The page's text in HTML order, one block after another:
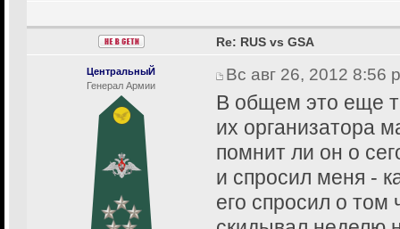
ЦентральныЙ
Генерал Армии
Re: RUS vs GSA
Вс авг 26, 2012 8:56
В общем это еще
их организатора
помнит ли он о
и спросил меня -
его спросил о